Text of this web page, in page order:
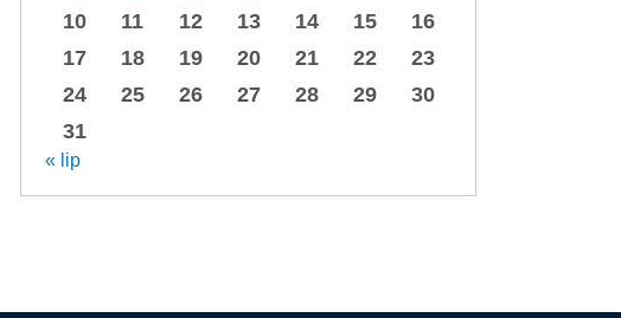
10
11 12 13 14 15
16
17
18 19 20 21 22
23
24
25 26 27 28 29
30
31
« lip